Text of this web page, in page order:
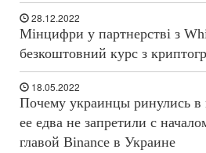
28.12.2022
Мінцифри у партнерстві з
безкоштовний курс з
18.05.2022
Почему украинцы ринулись в
ее едва не запретили с
главой Binance в Украине